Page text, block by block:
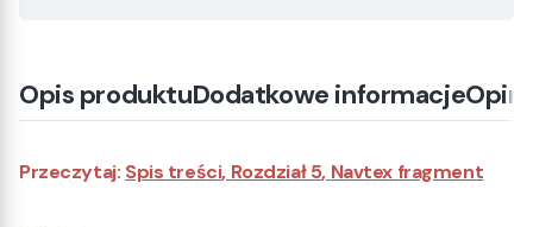
Opis produktuDodatkowe informacje
Przeczytaj: Spis treści, Rozdział 5, Navtex fragment